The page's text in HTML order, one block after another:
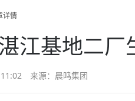
详情
江基地二厂
来源：晨鸣集团